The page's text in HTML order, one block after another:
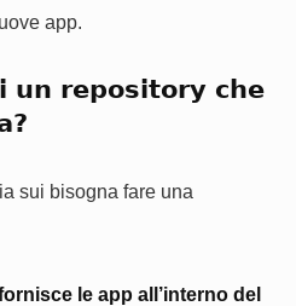
app.
un repository che
sui bisogna fare una
le app all’interno del